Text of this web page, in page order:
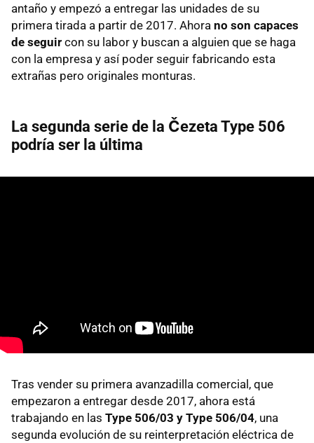
antaño y empezó a entregar las unidades de su
primera tirada a partir de 2017. Ahora no son capaces
de seguir con su labor y buscan a alguien que se haga
con la empresa y así poder seguir fabricando esta
extrañas pero originales monturas.
La segunda serie de la Čezeta Type 506
podría ser la última
Tras vender su primera avanzadilla comercial, que
empezaron a entregar desde 2017, ahora está
trabajando en las Type 506/03 y Type 506/04, una
segunda evolución de su reinterpretación eléctrica de